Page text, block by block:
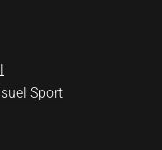
Sport